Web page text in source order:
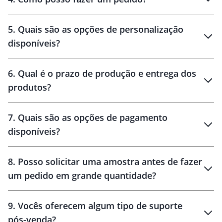
brinde
personalização
amostra virtual
5. Quais são as opções de personalização
disponíveis?
6. Qual é o prazo de produção e entrega dos
produtos?
10 dias
brinde
48 horas
7. Quais são as opções de pagamento
disponíveis?
8. Posso solicitar uma amostra antes de fazer
um pedido em grande quantidade?
9. Vocês oferecem algum tipo de suporte
pós-venda?